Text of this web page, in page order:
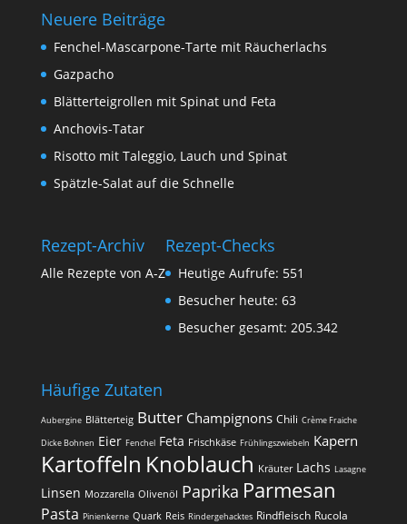
Neuere Beiträge
Fenchel-Mascarpone-Tarte mit Räucherlachs
Gazpacho
Blätterteigrollen mit Spinat und Feta
Anchovis-Tatar
Risotto mit Taleggio, Lauch und Spinat
Spätzle-Salat auf die Schnelle
Rezept-Archiv
Alle Rezepte von A-Z
Rezept-Checks
Heutige Aufrufe: 551
Besucher heute: 63
Besucher gesamt: 205.342
Häufige Zutaten
Aubergine Blätterteig Butter Champignons Chili Crème Fraiche
Dicke Bohnen Eier Fenchel Feta Frischkäse Frühlingszwiebeln Kapern
Kartoffeln Knoblauch Kräuter Lachs Lasagne
Linsen Mozzarella Olivenöl Paprika Parmesan
Pasta Pinienkerne Quark Reis Rindergehacktes Rindfleisch Rucola